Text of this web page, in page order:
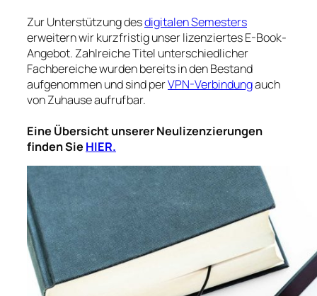
Zur Unterstützung desdigitalen Semesters
erweitern wir kurzfristig unser lizenziertes E-Book-
Angebot. Zahlreiche Titel unterschiedlicher
Fachbereiche wurden bereits in den Bestand
aufgenommen und sind perVPN-Verbindungauch
von Zuhause aufrufbar.
Eine Übersicht unserer Neulizenzierungen
finden Sie HIER.